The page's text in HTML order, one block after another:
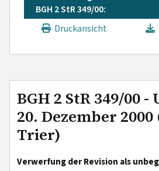
BGH 2 StR 349/00:
Druckansicht
BGH 2 StR 349/00
20. Dezember 2000
Trier)
Verwerfung der Revision als